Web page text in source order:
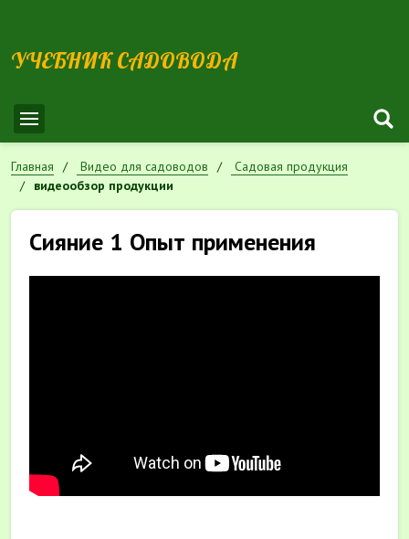
УЧЕБНИК САДОВОДА
Главная Видео для садоводов
Садовая продукция
видеообзор продукции
Сияние 1 Опыт применения